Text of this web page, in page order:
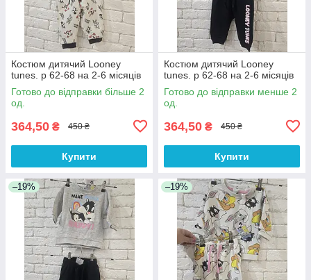
Костюм дитячий Looney
tunes. р 62-68 на 2-6 місяців
Готово до відправки більше 2
од.
364,50 ₴ 450 ₴
Купити
Костюм дитячий Looney
tunes. р 62-68 на 2-6 місяців
Готово до відправки менше 2
од.
364,50 ₴ 450 ₴
Купити
–19% –19%